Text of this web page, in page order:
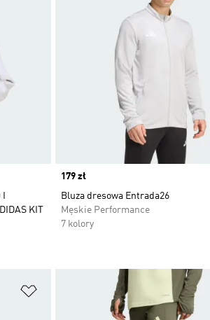
KIT
Price
179 zł
Bluza dresowa Entrada26
Męskie Performance
7 kolory
Dodaj do listy życzeń